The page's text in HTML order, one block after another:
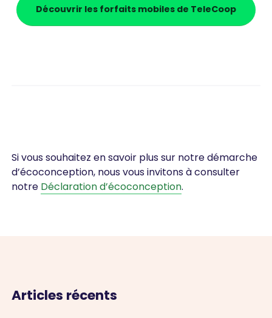
Découvrir les forfaits mobiles de TeleCoop
Si vous souhaitez en savoir plus sur notre démarche
d’écoconception, nous vous invitons à consulter
notre Déclaration d’écoconception.
Articles récents